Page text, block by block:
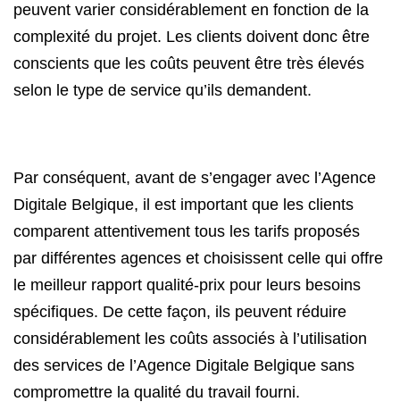
peuvent varier considérablement en fonction de la
complexité du projet. Les clients doivent donc être
conscients que les coûts peuvent être très élevés
selon le type de service qu’ils demandent.
Par conséquent, avant de s’engager avec l’Agence
Digitale Belgique, il est important que les clients
comparent attentivement tous les tarifs proposés
par différentes agences et choisissent celle qui offre
le meilleur rapport qualité-prix pour leurs besoins
spécifiques. De cette façon, ils peuvent réduire
considérablement les coûts associés à l’utilisation
des services de l’Agence Digitale Belgique sans
compromettre la qualité du travail fourni.